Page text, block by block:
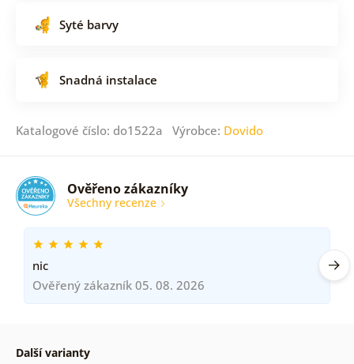
Syté barvy
Snadná instalace
Katalogové číslo: do1522a Výrobce: Dovido
Ověřeno zákazníky
Všechny recenze
nic
Ověřený zákazník 05. 08. 2026
Další varianty